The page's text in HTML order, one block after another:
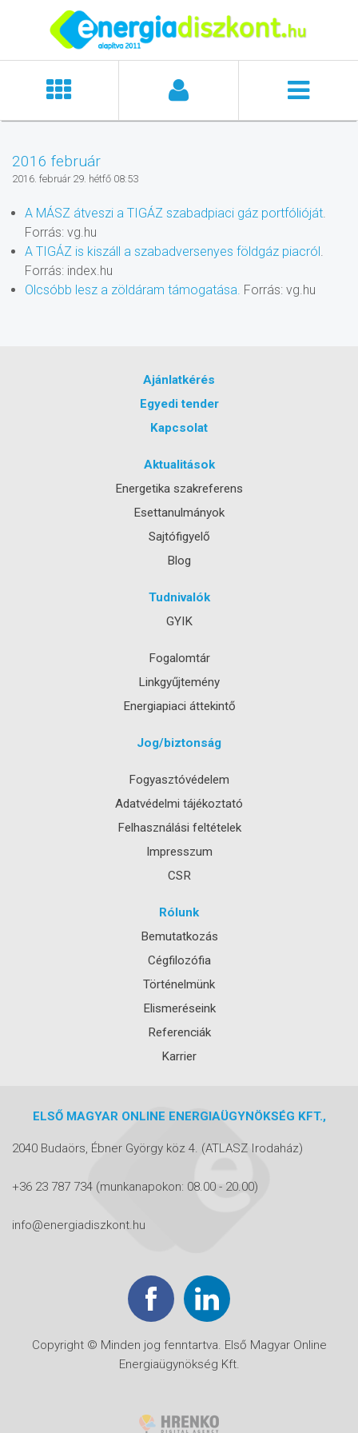
2016 február
2016. február 29. hétfő 08:53
A MÁSZ átveszi a TIGÁZ szabadpiaci gáz portfólióját.
Forrás: vg.hu
A TIGÁZ is kiszáll a szabadversenyes földgáz piacról.
Forrás: index.hu
Olcsóbb lesz a zöldáram támogatása. Forrás: vg.hu
Ajánlatkérés
Egyedi tender
Kapcsolat
Aktualitások
Energetika szakreferens
Esettanulmányok
Sajtófigyelő
Blog
Tudnivalók
GYIK
Fogalomtár
Linkgyűjtemény
Energiapiaci áttekintő
Jog/biztonság
Fogyasztóvédelem
Adatvédelmi tájékoztató
Felhasználási feltételek
Impresszum
CSR
Rólunk
Bemutatkozás
Cégfilozófia
Történelmünk
Elismeréseink
Referenciák
Karrier
ELSŐ MAGYAR ONLINE ENERGIAÜGYNÖKSÉG KFT.,
2040 Budaörs, Ébner György köz 4. (ATLASZ Irodaház)
+36 23 787 734 (munkanapokon: 08.00 - 20.00)
info@energiadiszkont.hu
Copyright © Minden jog fenntartva. Első Magyar Online
Energiaügynökség Kft.